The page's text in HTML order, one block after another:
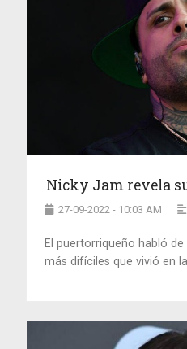
Nicky Jam revela
27-09-2022 - 10:03 AM
El puertorriqueño habló
más difíciles que vivió en la